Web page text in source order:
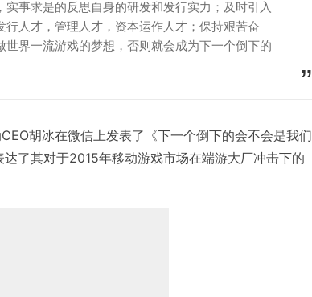
事求是的反思自身的研发和发行实力；及时引入
人才，管理人才，资本运作人才；保持艰苦奋
界一流游戏的梦想，否则就会成为下一个倒下的
胡冰在微信上发表了《下一个倒下的会不会是我们
了其对于2015年移动游戏市场在端游大厂冲击下的